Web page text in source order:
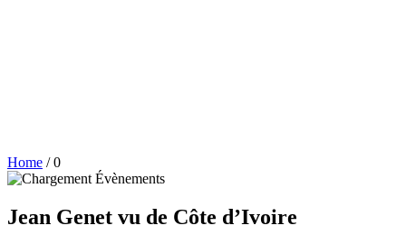
Home /0
Jean Genet vu de Côte d’Ivoire